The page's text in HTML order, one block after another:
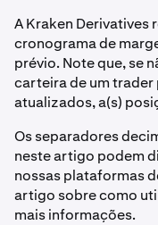
A Kraken Derivatives
cronograma de
prévio. Note que, se
carteira de um
atualizados, a(s)
Os separadores
neste artigo podem
nossas plataformas
artigo sobre como
mais informações.